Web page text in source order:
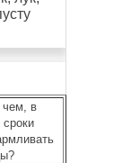
чем, в
сроки